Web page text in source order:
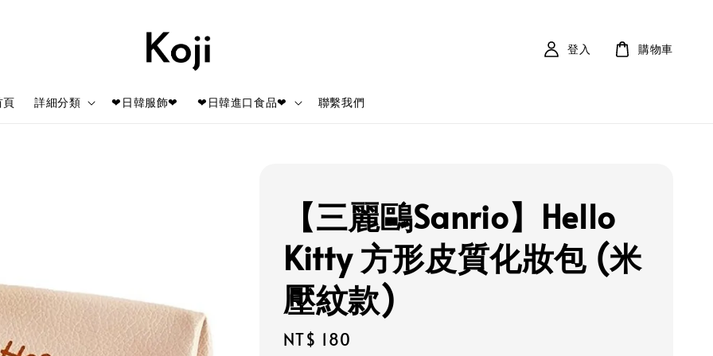
頁 詳細分類 ❤日韓服飾❤ ❤日韓進口食品❤ 聯繫我們
登入 購物車
【三麗鷗Sanrio】Hello
Kitty 方形皮質化妝包 (米
壓紋款)
Regular
NT$ 180